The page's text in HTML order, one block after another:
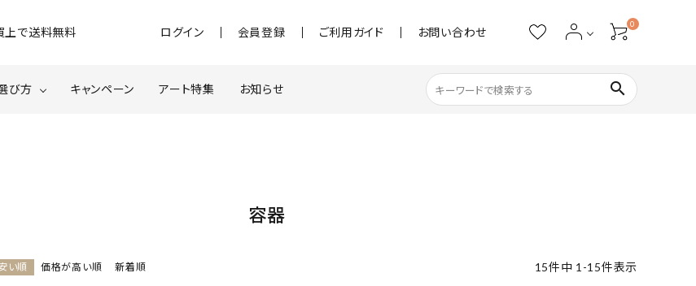
上で送料無料 ログイン 会員登録 ご利用ガイド お問い合わせ
0
対策
び方 キャンペーン アート特集 お知らせ search
容器
い順 価格が高い順 新着順 15件中 1 -15件表示